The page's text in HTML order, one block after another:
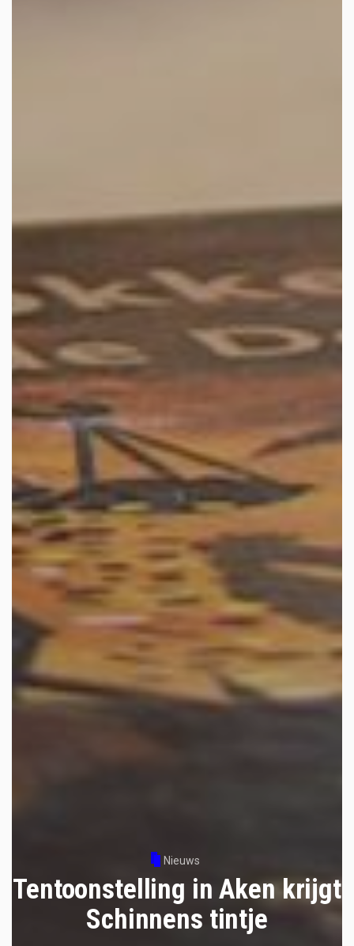
Nieuws
Tentoonstelling in Aken krijgt
Schinnens tintje